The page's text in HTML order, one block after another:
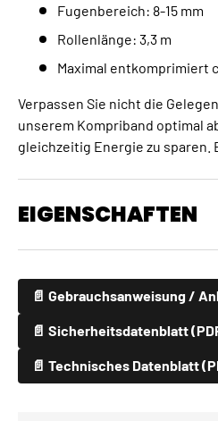
Fugenbereich: 8-15 mm
Rollenlänge: 3,3 m
Maximal entkomprimiert
Verpassen Sie nicht die
unserem Kompriband optimal
gleichzeitig Energie zu sparen.
EIGENSCHAFTEN
📄 Gebrauchsanweisung /
📄 Sicherheitsdatenblatt
📄 Technisches Datenblatt